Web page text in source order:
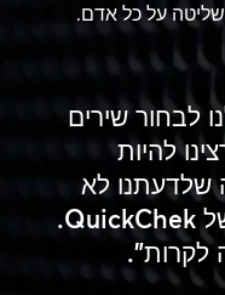
שליטה על כל אדם.
לבחור שירים
להיות
שלדעתנו לא
מתאימה למותג הארגוני של QuickChek.